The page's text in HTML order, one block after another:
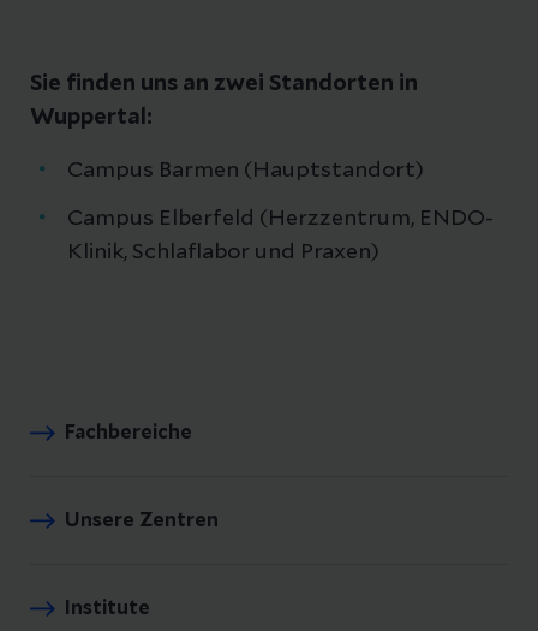
Sie finden uns an zwei Standorten in
Wuppertal:
Campus Barmen (Hauptstandort)
Campus Elberfeld (Herzzentrum, ENDO-
Klinik, Schlaflabor und Praxen)
Fachbereiche
Unsere Zentren
Institute